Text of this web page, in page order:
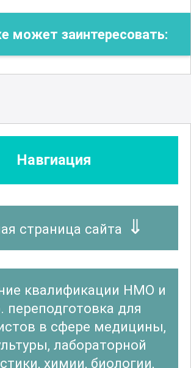
может заинтересовать:
Навгиация
страница сайта
квалификации НМО и
переподготовка для
в сфере медицины,
лабораторной
химии, биологии,